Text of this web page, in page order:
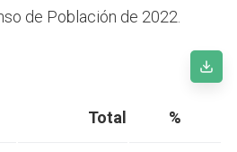
de Población de 2022.
Total %